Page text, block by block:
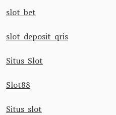
slot bet
slot deposit qris
Situs Slot
Slot88
Situs slot